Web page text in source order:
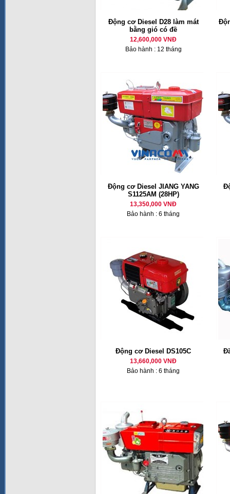
Động cơ Diesel D28 làm mát
bằng gió có đề
12,600,000 VNĐ
Bảo hành : 12 tháng
Động cơ Diesel JIANG YANG
S1125AM (28HP)
13,350,000 VNĐ
Bảo hành : 6 tháng
Động cơ Diesel DS105C
13,660,000 VNĐ
Bảo hành : 6 tháng